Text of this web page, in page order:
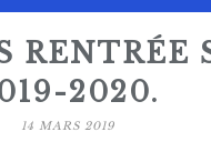
RENTRÉE
2020.
14 MARS 2019